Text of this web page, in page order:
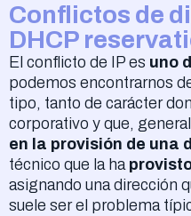
Conflictos de
DHCP
El conflicto de IP es uno
podemos encontrarnos
tipo, tanto de carácter
corporativo y que,
en la provisión de una
técnico que la ha
asignando una dirección
suele ser el problema